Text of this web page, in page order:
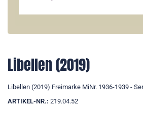
Libellen (2019)
Libellen (2019) Freimarke MiNr. 1936-1939 -
ARTIKEL-NR.: 219.04.52